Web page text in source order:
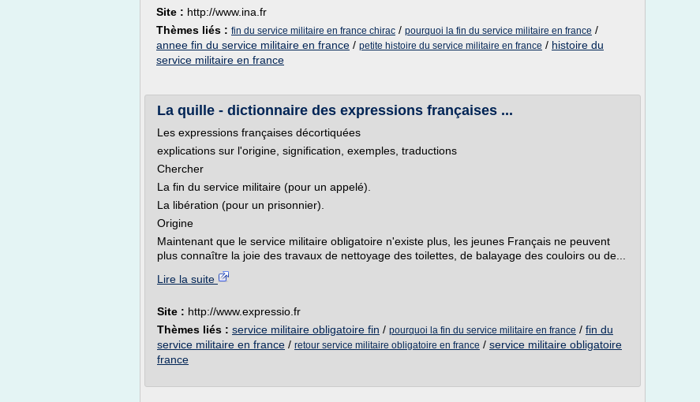
Site : http://www.ina.fr
Thèmes liés : fin du service militaire en france chirac / pourquoi la fin du service militaire en france /
annee fin du service militaire en france / petite histoire du service militaire en france / histoire du
service militaire en france
La quille - dictionnaire des expressions françaises ...
Les expressions françaises décortiquées
explications sur l'origine, signification, exemples, traductions
Chercher
La fin du service militaire (pour un appelé).
La libération (pour un prisonnier).
Origine
Maintenant que le service militaire obligatoire n'existe plus, les jeunes Français ne peuvent
plus connaître la joie des travaux de nettoyage des toilettes, de balayage des couloirs ou de...
Lire la suite
Site : http://www.expressio.fr
Thèmes liés : service militaire obligatoire fin / pourquoi la fin du service militaire en france / fin du
service militaire en france / retour service militaire obligatoire en france / service militaire obligatoire
france